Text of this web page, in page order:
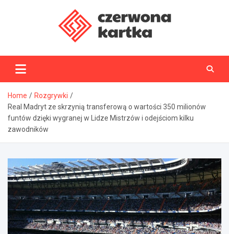
CzerwonaKartka.pl
Home
Rozgrywki
Real Madryt ze skrzynią transferową o wartości 350 milionów
funtów dzięki wygranej w Lidze Mistrzów i odejściom kilku
zawodników